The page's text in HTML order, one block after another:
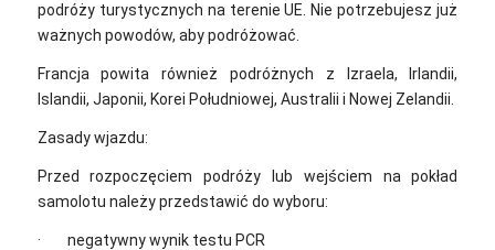
podróży turystycznych na terenie UE. Nie potrzebujesz już
ważnych powodów, aby podróżować.
Francja powita również podróżnych z Izraela, Irlandii,
Islandii, Japonii, Korei Południowej, Australii i Nowej Zelandii.
Zasady wjazdu:
Przed rozpoczęciem podróży lub wejściem na pokład
samolotu należy przedstawić do wyboru:
· negatywny wynik testu PCR